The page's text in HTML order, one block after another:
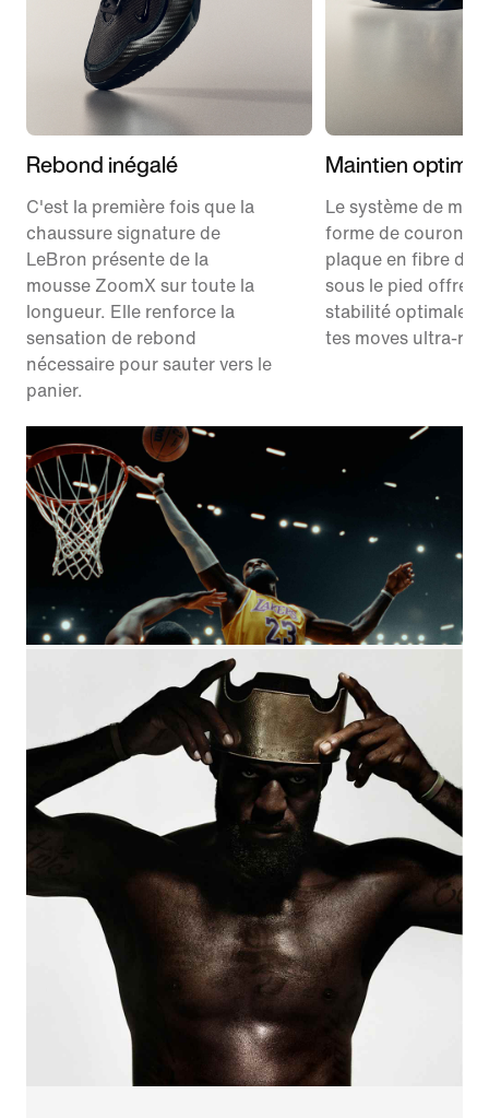
Rebond inégalé
C'est la première fois que la
chaussure signature de
LeBron présente de la
mousse ZoomX sur toute la
longueur. Elle renforce la
sensation de rebond
nécessaire pour sauter vers le
panier.
Maintien optimal
Le système de
forme de couronne
plaque en fibre de
sous le pied offrent
stabilité optimale
tes moves ultra-